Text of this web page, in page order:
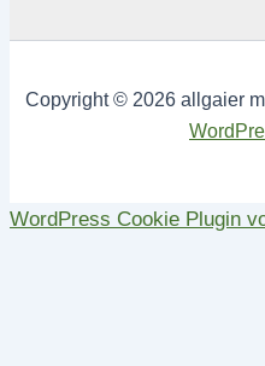
Copyright © 2026 allgaier
WordPress Cookie Plugin